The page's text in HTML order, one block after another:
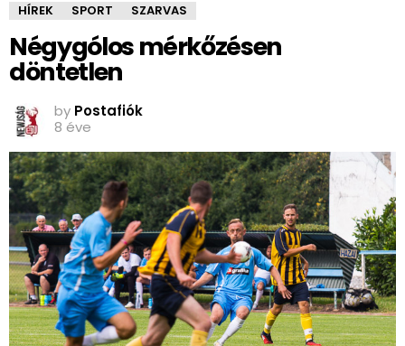
HÍREK SPORT SZARVAS
Négygólos mérkőzésen
döntetlen
by Postafiók
8 éve